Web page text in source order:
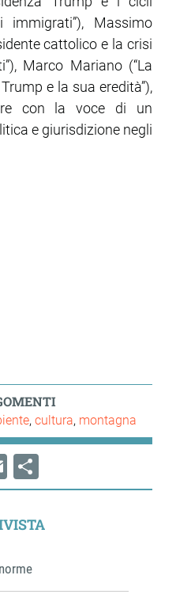
Massimo
cattolico e la crisi
Marco Mariano (“La
e la sua eredità”),
con la voce di un
e giurisdizione negli
cultura montagna
Share